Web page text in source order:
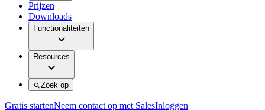
Prijzen
Downloads
Functionaliteiten
Resources
Zoek op
Gratis startenNeem contact op met SalesInloggen